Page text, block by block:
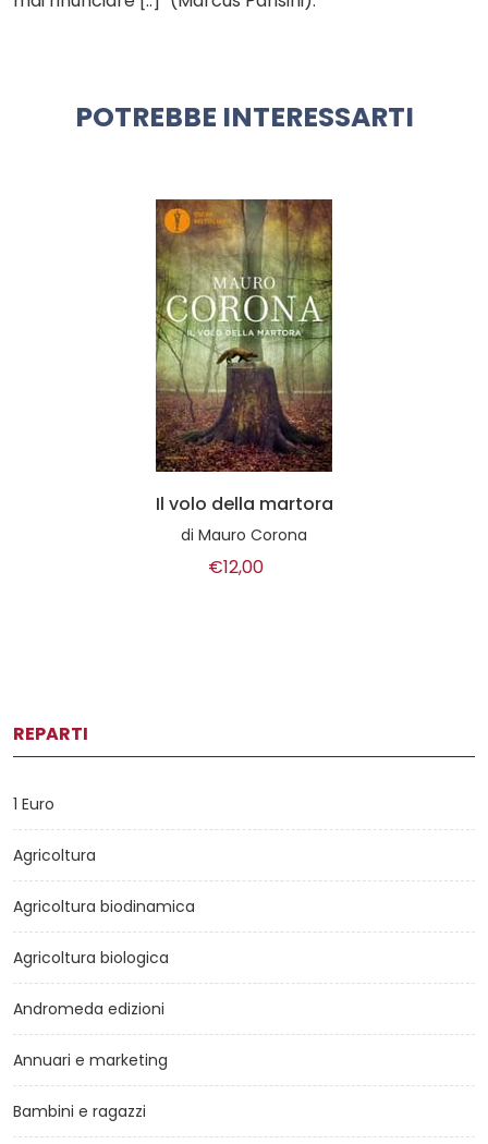
POTREBBE INTERESSARTI
Il volo della martora
di Mauro Corona
€12,00
REPARTI
1 Euro
Agricoltura
Agricoltura biodinamica
Agricoltura biologica
Andromeda edizioni
Annuari e marketing
Bambini e ragazzi